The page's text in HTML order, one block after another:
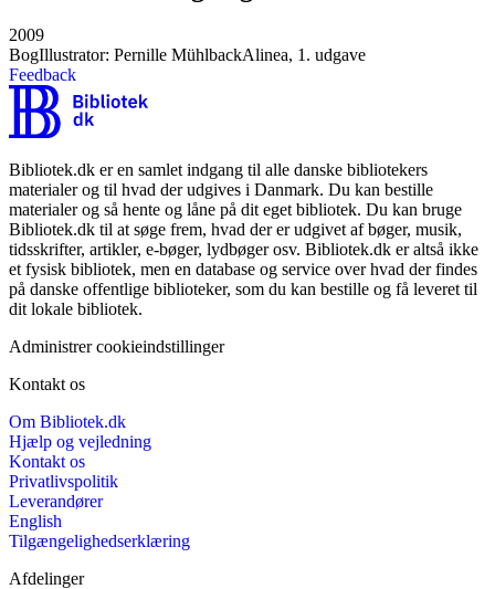
2009
BogIllustrator: Pernille MühlbackAlinea, 1. udgave
Feedback
Bibliotek.dk er en samlet indgang til alle danske bibliotekers
materialer og til hvad der udgives i Danmark. Du kan bestille
materialer og så hente og låne på dit eget bibliotek. Du kan bruge
Bibliotek.dk til at søge frem, hvad der er udgivet af bøger, musik,
tidsskrifter, artikler, e-bøger, lydbøger osv. Bibliotek.dk er altså ikke
et fysisk bibliotek, men en database og service over hvad der findes
på danske offentlige biblioteker, som du kan bestille og få leveret til
dit lokale bibliotek.
Administrer cookieindstillinger
Kontakt os
Om Bibliotek.dk
Hjælp og vejledning
Kontakt os
Privatlivspolitik
Leverandører
English
Tilgængelighedserklæring
Afdelinger